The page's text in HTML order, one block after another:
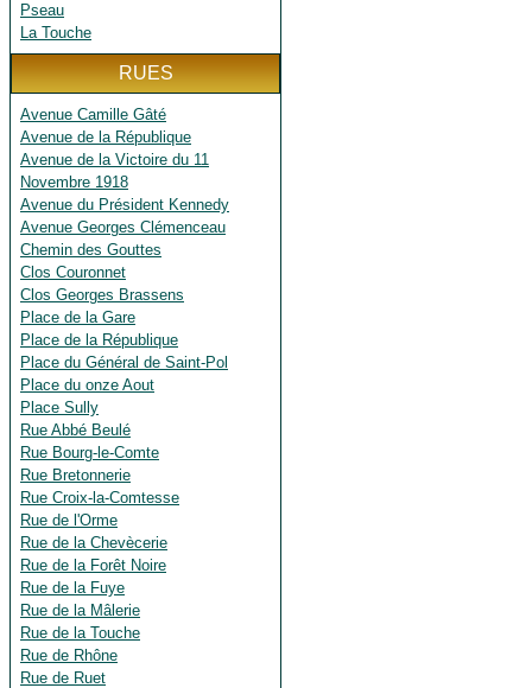
Pseau
La Touche
RUES
Avenue Camille Gâté
Avenue de la République
Avenue de la Victoire du 11
Novembre 1918
Avenue du Président Kennedy
Avenue Georges Clémenceau
Chemin des Gouttes
Clos Couronnet
Clos Georges Brassens
Place de la Gare
Place de la République
Place du Général de Saint-Pol
Place du onze Aout
Place Sully
Rue Abbé Beulé
Rue Bourg-le-Comte
Rue Bretonnerie
Rue Croix-la-Comtesse
Rue de l'Orme
Rue de la Chevècerie
Rue de la Forêt Noire
Rue de la Fuye
Rue de la Mâlerie
Rue de la Touche
Rue de Rhône
Rue de Ruet